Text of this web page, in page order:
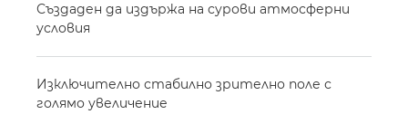
Създаден да издържа на сурови атмосферни
условия
Изключително стабилно зрително поле с
голямо увеличение